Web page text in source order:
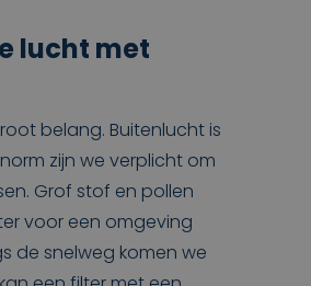
lucht met
belang. Buitenlucht is
zijn we verplicht om
Grof stof en pollen
voor een omgeving
de snelweg komen we